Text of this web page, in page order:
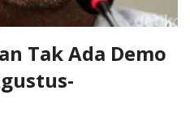
Tak Ada Demo